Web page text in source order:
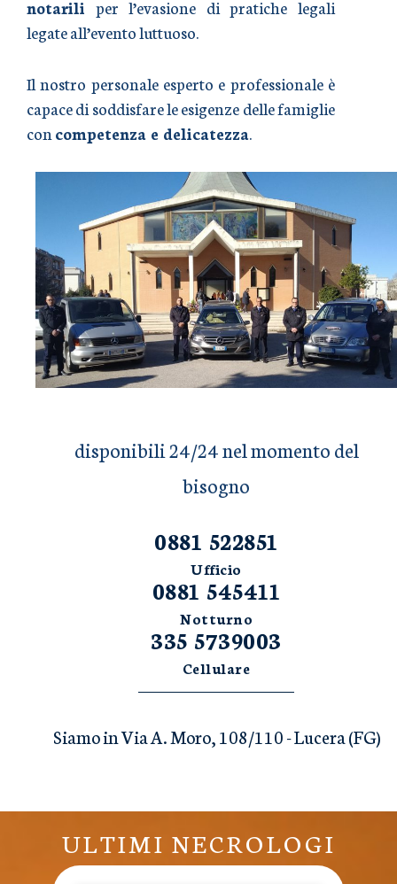
notarili per l’evasione di pratiche legali
legate all’evento luttuoso.
Il nostro personale esperto e professionale è
capace di soddisfare le esigenze delle famiglie
con competenza e delicatezza.
disponibili 24/24 nel momento del
bisogno
0881 522851
Ufficio
0881 545411
Notturno
335 5739003
Cellulare
Siamo in Via A. Moro, 108/110 - Lucera (FG)
ULTIMI NECROLOGI